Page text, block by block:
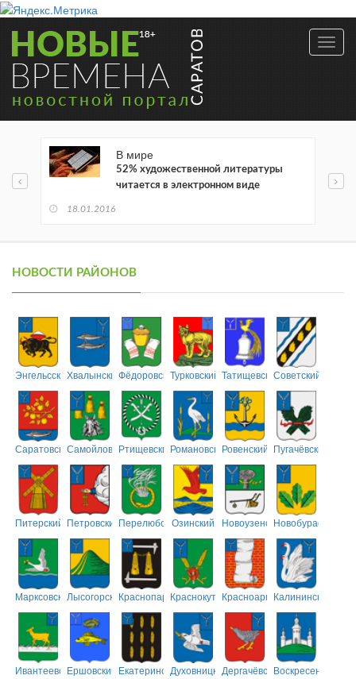
В мире
52% художественной литературы
читается в электронном виде
18.01.2016
НОВОСТИ РАЙОНОВ
ЭнгельсскийХвалынскийФёдоровскийТурковский ТатищевскийСоветский
СаратовскийСамойловскийРтищевскийРомановскийРовенский Пугачёвский
Питерский ПетровскийПерелюбскийОзинский НовоузенскийНовобурасский
МарксовскийЛысогорскийКраснопартизанский
КраснокутскийКрасноармейский
Калининский
ИвантеевскийЕршовский ЕкатериновскийДуховницкийДергачёвскийВоскресенский